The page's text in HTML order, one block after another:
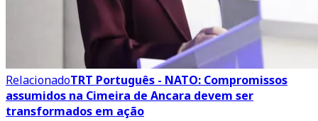
RelacionadoTRT Português - NATO: Compromissos
assumidos na Cimeira de Ancara devem ser
transformados em ação